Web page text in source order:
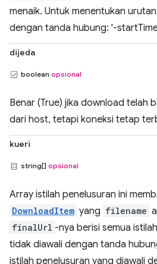
menaik. Untuk menentukan
dengan tanda hubung: '-
dijeda
boolean opsional
Benar (True) jika download telah
dari host, tetapi koneksi tetap
kueri
string[] opsional
Array istilah penelusuran ini
DownloadItem yang filename
finalUrl -nya berisi semua
tidak diawali dengan tanda
istilah penelusuran yang diawali